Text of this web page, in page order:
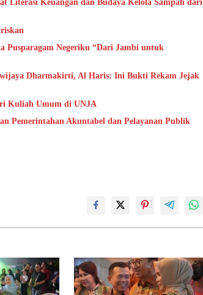
Literasi Keuangan dan Budaya Kelola Sampah dari
Pusparagam Negeriku “Dari Jambi untuk
Dharmakirti, Al Haris: Ini Bukti Rekam Jejak
Kuliah Umum di UNJA
Pemerintahan Akuntabel dan Pelayanan Publik